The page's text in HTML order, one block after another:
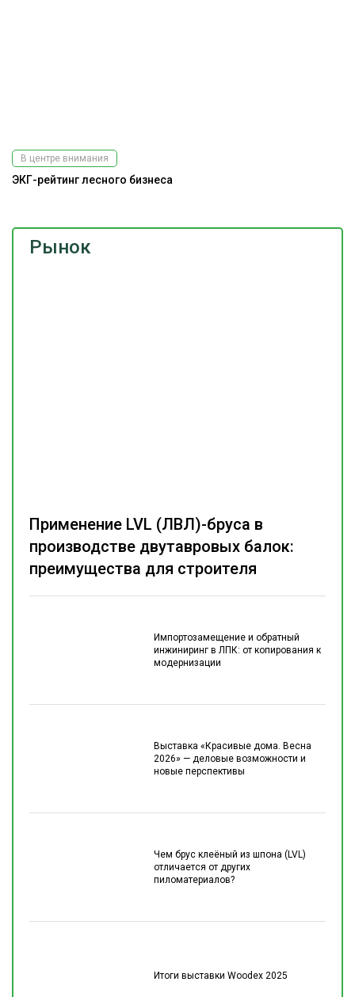
Рынок
Импортозамещение и обратный
инжиниринг в ЛПК: от копирования к
модернизации
Выставка «Красивые дома. Весна
2026» — деловые возможности и
новые перспективы
Чем брус клеёный из шпона (LVL)
отличается от других
пиломатериалов?
Итоги выставки Woodex 2025
Применение LVL (ЛВЛ)-бруса в
производстве двутавровых балок:
преимущества для строителя
В центре внимания
ЭКГ-рейтинг лесного бизнеса